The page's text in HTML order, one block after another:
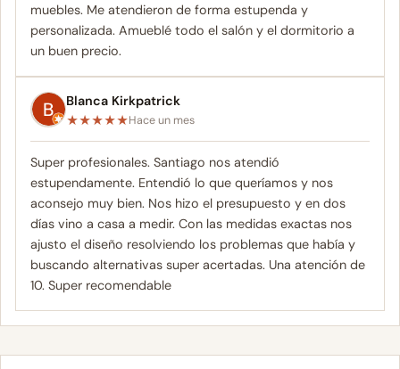
muebles. Me atendieron de forma estupenda y
personalizada. Amueblé todo el salón y el dormitorio a
un buen precio.
Blanca Kirkpatrick
★★★★★Hace un mes
Super profesionales. Santiago nos atendió
estupendamente. Entendió lo que queríamos y nos
aconsejo muy bien. Nos hizo el presupuesto y en dos
días vino a casa a medir. Con las medidas exactas nos
ajusto el diseño resolviendo los problemas que había y
buscando alternativas super acertadas. Una atención de
10. Super recomendable